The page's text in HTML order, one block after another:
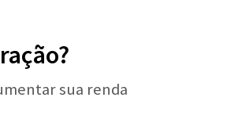
sua renda